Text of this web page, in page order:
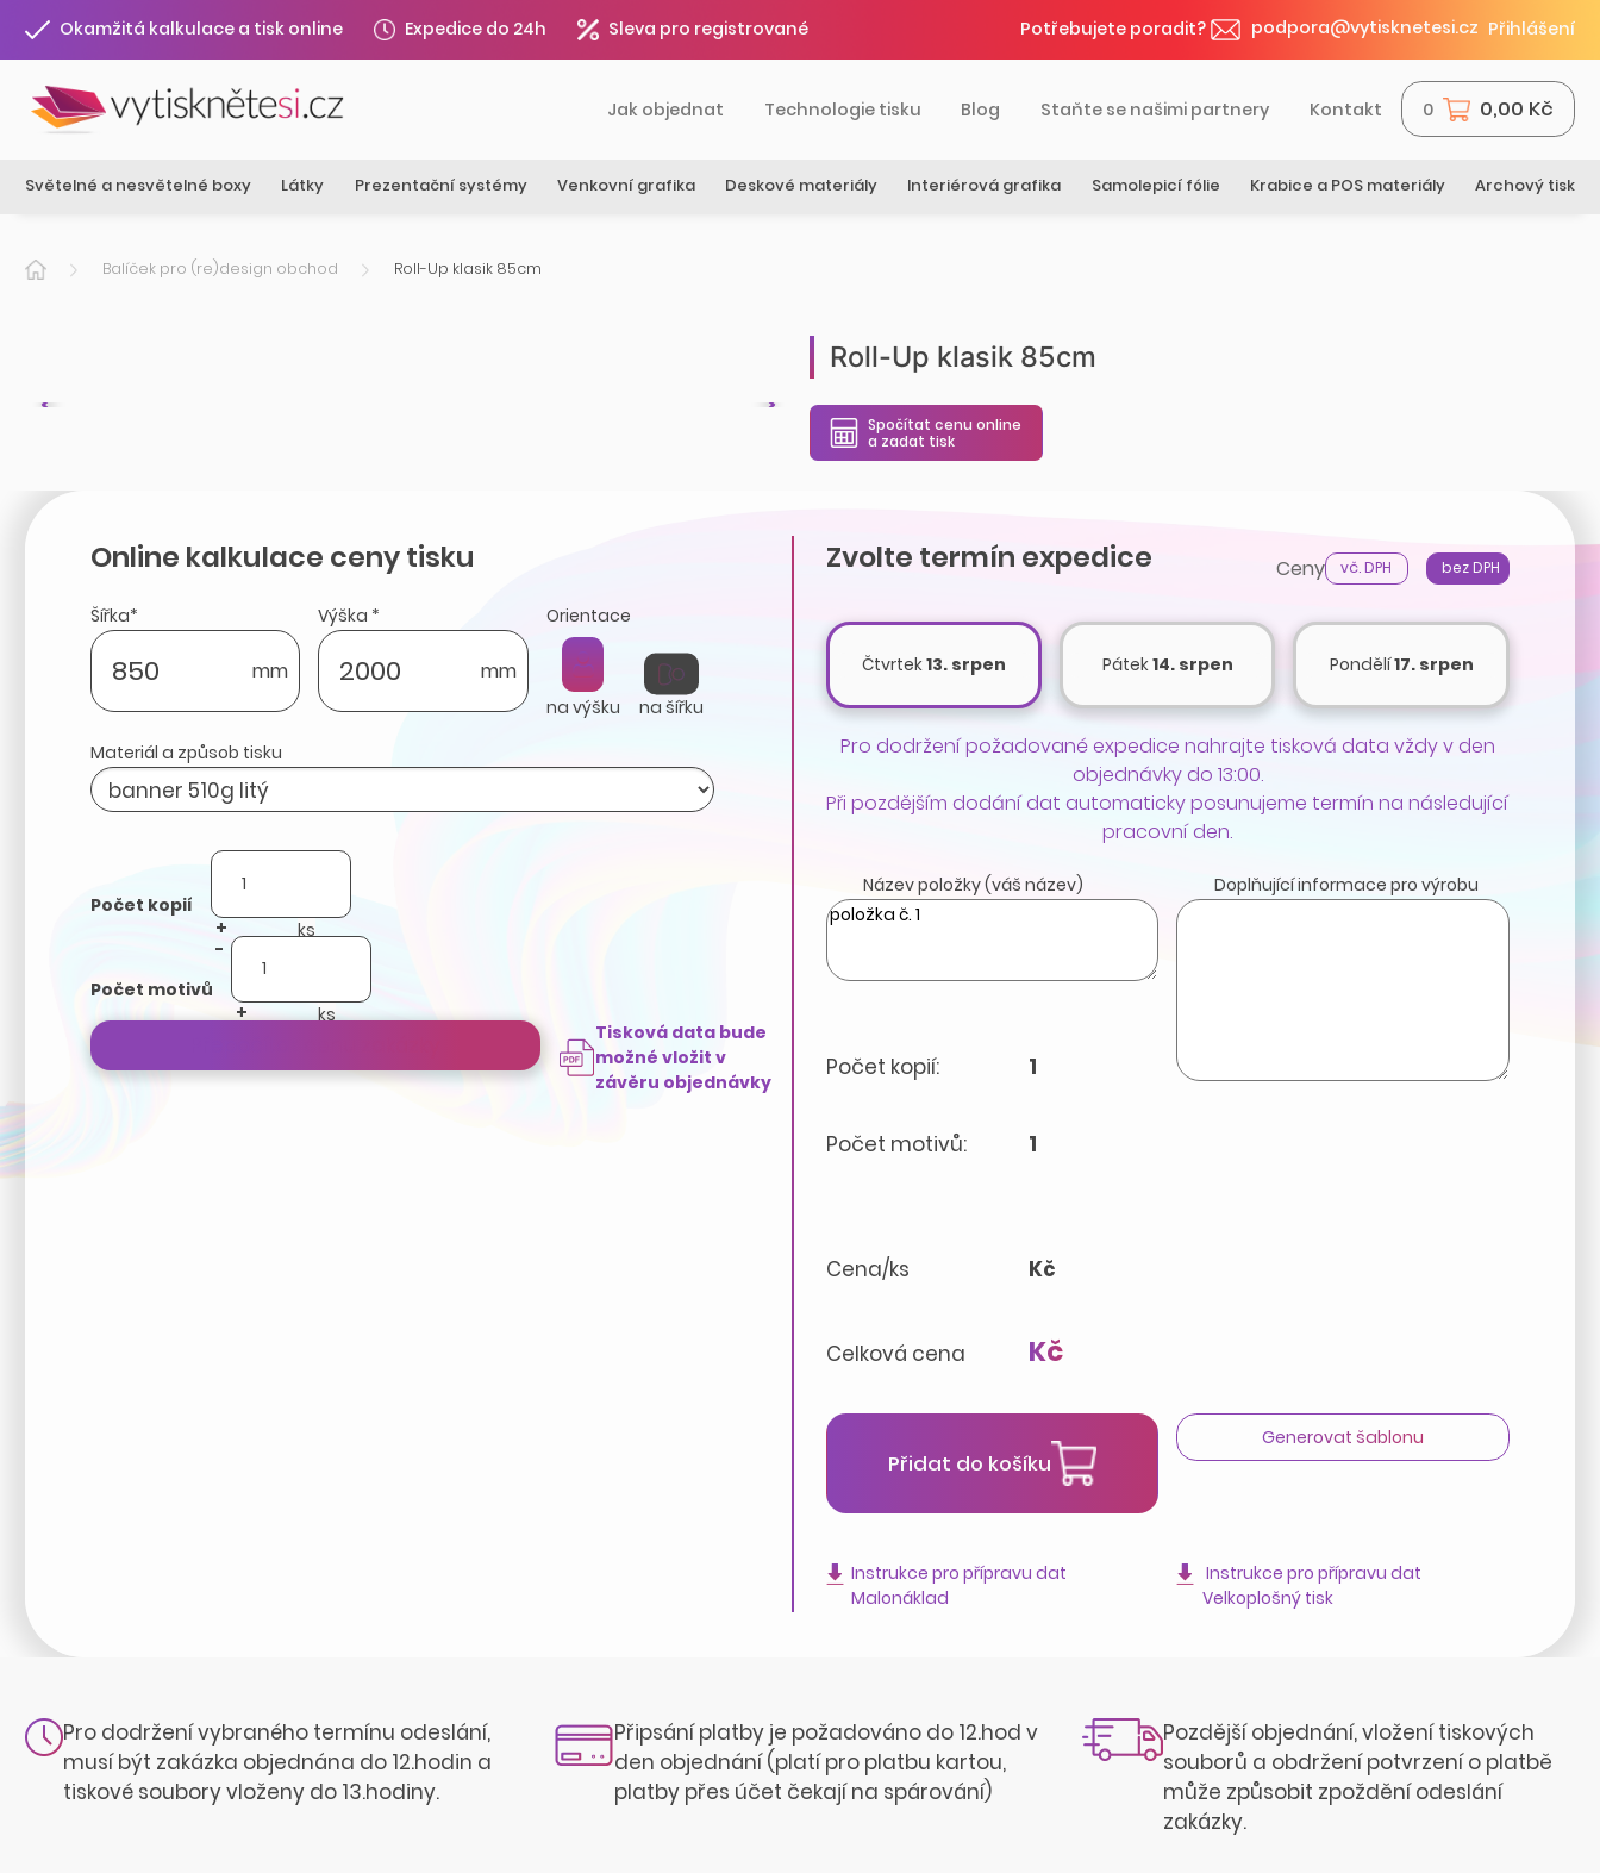
Okamžitá kalkulace a tisk online Expedice do 24h Sleva pro registrované Potřebujete poradit? podpora@vytisknetesi.cz Přihlášení
Jak objednat Technologie tisku Blog Staňte se našimi partnery Kontakt 0 0,00 Kč
Světelné a nesvětelné boxy Látky Prezentační systémy Venkovní grafika Deskové materiály Interiérová grafika Samolepicí fólie Krabice a POS materiály Archový tisk
Balíček pro (re)design obchod Roll-Up klasik 85cm
Roll-Up klasik 85cm
Spočítat cenu online
a zadat tisk
Online kalkulace ceny tisku
Šířka*
mm
Výška *
mm
Orientace
na výšku
na šířku
Materiál a způsob tisku
Počet kopií
+
-
Počet motivů
+
Tisková data bude
možné vložit v
závěru objednávky
Zvolte termín expedice Ceny vč. DPH bez DPH
Čtvrtek13. srpen Pátek14. srpen Pondělí17. srpen
Pro dodržení požadované expedice nahrajte tisková data vždy v den
objednávky do 13:00.
Při pozdějším dodání dat automaticky posunujeme termín na následující
pracovní den.
Název položky (váš název)
Počet kopií: 1
Počet motivů: 1
Cena/ks Kč
Celková cena Kč
Doplňující informace pro výrobu
Přidat do košíku
Generovat šablonu
Instrukce pro přípravu dat
Malonáklad
Instrukce pro přípravu dat
Velkoplošný tisk
Pro dodržení vybraného termínu odeslání,
musí být zakázka objednána do 12.hodin a
tiskové soubory vloženy do 13.hodiny.
Připsání platby je požadováno do 12.hod v
den objednání (platí pro platbu kartou,
platby přes účet čekají na spárování)
Pozdější objednání, vložení tiskových
souborů a obdržení potvrzení o platbě
může způsobit zpoždění odeslání
zakázky.